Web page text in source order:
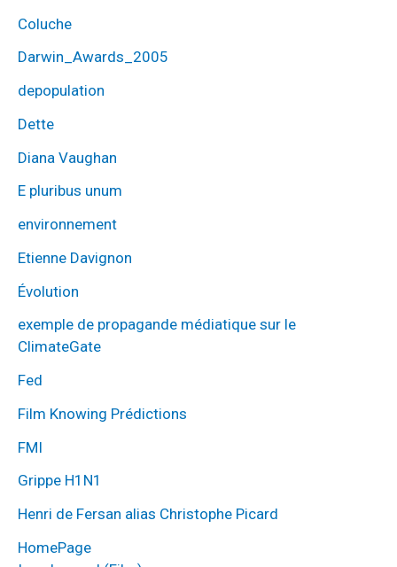
Coluche
Darwin_Awards_2005
depopulation
Dette
Diana Vaughan
E pluribus unum
environnement
Etienne Davignon
Évolution
exemple de propagande médiatique sur le
ClimateGate
Fed
Film Knowing Prédictions
FMI
Grippe H1N1
Henri de Fersan alias Christophe Picard
HomePage